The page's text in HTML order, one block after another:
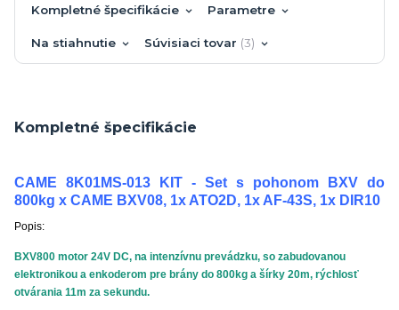
Kompletné špecifikácie Parametre
Na stiahnutie Súvisiaci tovar 3
Kompletné špecifikácie
CAME 8K01MS-013 KIT - Set s pohonom BXV do
800kg x CAME BXV08, 1x ATO2D, 1x AF-43S, 1x DIR10
Popis:
BXV800 motor 24V DC, na intenzívnu prevádzku, so zabudovanou
elektronikou a enkoderom pre brány do 800kg a šírky 20m, rýchlosť
otvárania 11m za sekundu.